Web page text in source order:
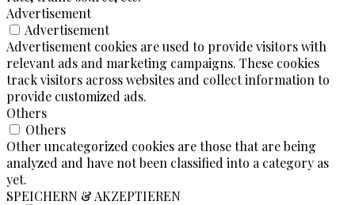
Advertisement
Advertisement
Advertisement cookies are used to provide visitors with
relevant ads and marketing campaigns. These cookies
track visitors across websites and collect information to
provide customized ads.
Others
Others
Other uncategorized cookies are those that are being
analyzed and have not been classified into a category as
yet.
SPEICHERN & AKZEPTIEREN